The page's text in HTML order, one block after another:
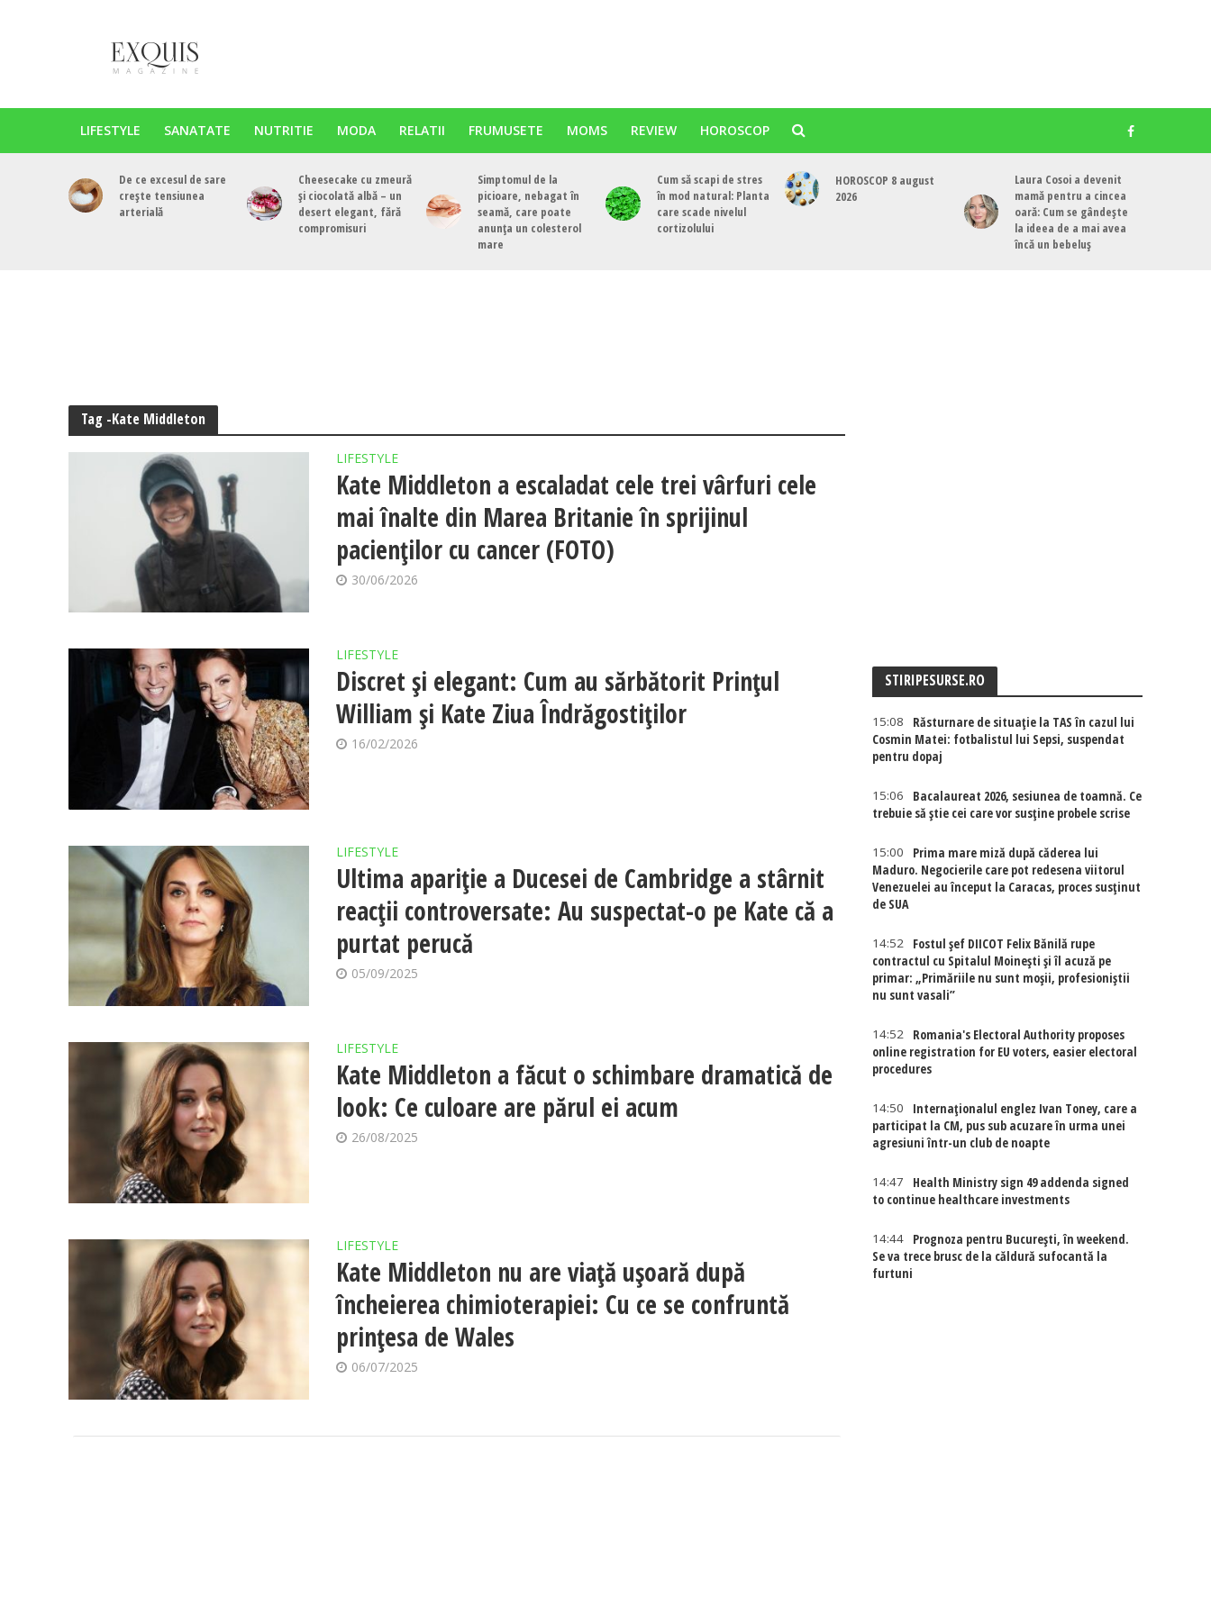
LIFESTYLE SANATATE NUTRITIE MODA RELATII FRUMUSETE MOMS REVIEW HOROSCOP
De ce excesul de sare
crește tensiunea
arterială
Cheesecake cu zmeură
și ciocolată albă – un
desert elegant, fără
compromisuri
Simptomul de la
picioare, nebagat în
seamă, care poate
anunța un colesterol
mare
Cum să scapi de stres
în mod natural: Planta
care scade nivelul
cortizolului
HOROSCOP 8 august
2026
Laura Cosoi a devenit
mamă pentru a cincea
oară: Cum se gândește
la ideea de a mai avea
încă un bebeluș
Tag -Kate Middleton
LIFESTYLE
Kate Middleton a escaladat cele trei vârfuri cele
mai înalte din Marea Britanie în sprijinul
pacienților cu cancer (FOTO)
30/06/2026
LIFESTYLE
Discret și elegant: Cum au sărbătorit Prințul
William și Kate Ziua Îndrăgostiților
16/02/2026
LIFESTYLE
Ultima apariție a Ducesei de Cambridge a stârnit
reacții controversate: Au suspectat-o pe Kate că a
purtat perucă
05/09/2025
LIFESTYLE
Kate Middleton a făcut o schimbare dramatică de
look: Ce culoare are părul ei acum
26/08/2025
LIFESTYLE
Kate Middleton nu are viață ușoară după
încheierea chimioterapiei: Cu ce se confruntă
prințesa de Wales
06/07/2025
STIRIPESURSE.RO
15:08
Răsturnare de situație la TAS în cazul lui
Cosmin Matei: fotbalistul lui Sepsi, suspendat
pentru dopaj
15:06
Bacalaureat 2026, sesiunea de toamnă. Ce
trebuie să știe cei care vor susține probele scrise
15:00
Prima mare miză după căderea lui
Maduro. Negocierile care pot redesena viitorul
Venezuelei au început la Caracas, proces susținut
de SUA
14:52
Fostul șef DIICOT Felix Bănilă rupe
contractul cu Spitalul Moinești și îl acuză pe
primar: „Primăriile nu sunt moșii, profesioniștii
nu sunt vasali”
14:52
Romania's Electoral Authority proposes
online registration for EU voters, easier electoral
procedures
14:50
Internaţionalul englez Ivan Toney, care a
participat la CM, pus sub acuzare în urma unei
agresiuni într-un club de noapte
14:47
Health Ministry sign 49 addenda signed
to continue healthcare investments
14:44
Prognoza pentru București, în weekend.
Se va trece brusc de la căldură sufocantă la
furtuni